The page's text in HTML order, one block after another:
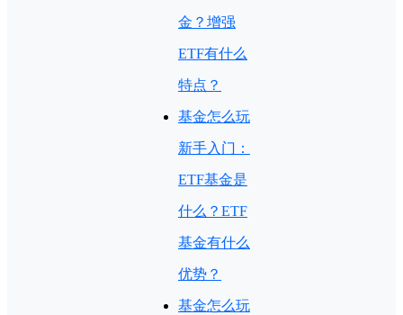
金？增强
ETF有什么
特点？
基金怎么玩
新手入门：
ETF基金是
什么？ETF
基金有什么
优势？
基金怎么玩